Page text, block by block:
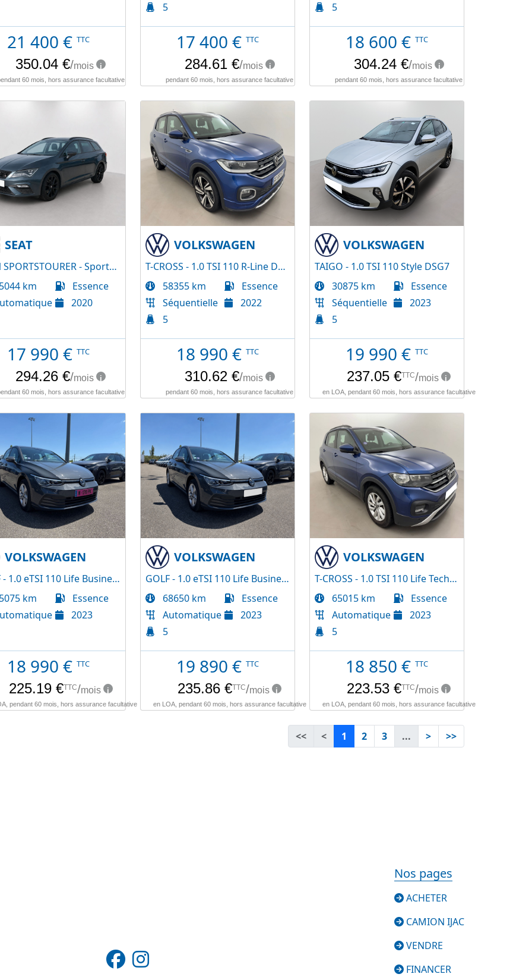
21 400 € TTC
5
17 400 € TTC
5
18 600 € TTC
SEAT
LEON SPORTSTOURER - Sportstourer 1.5 TSI 150 FR DSG7
km
Essence
2020
17 990 € TTC
VOLKSWAGEN
T-CROSS - 1.0 TSI 110 R-Line DSG7
58355 km
Essence
Séquentielle
2022
5
18 990 € TTC
VOLKSWAGEN
TAIGO - 1.0 TSI 110 Style DSG7
30875 km
Essence
Séquentielle
2023
5
19 990 € TTC
VOLKSWAGEN
GOLF - 1.0 eTSI 110 Life Business DSG7
km
Essence
2023
18 990 € TTC
VOLKSWAGEN
GOLF - 1.0 eTSI 110 Life Business DSG7
68650 km
Essence
Automatique
2023
5
19 890 € TTC
VOLKSWAGEN
T-CROSS - 1.0 TSI 110 Life Tech DSG7
65015 km
Essence
Automatique
2023
5
18 850 € TTC
<< < 1 2 3 ... > >>
Nos pages
ACHETER
CAMION IJAC
VENDRE
FINANCER